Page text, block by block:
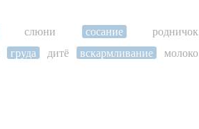
слюни сосание
родничок
груда дитё вскармливание
молоко